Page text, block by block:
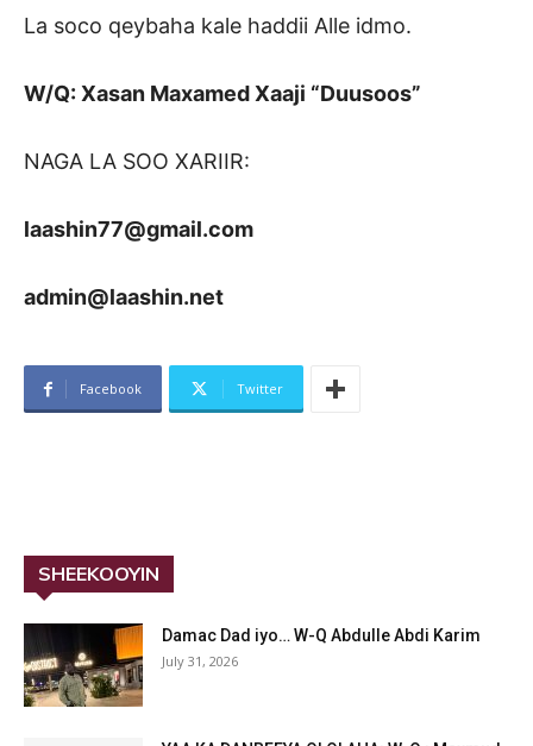
La soco qeybaha kale haddii Alle idmo.
W/Q: Xasan Maxamed Xaaji “Duusoos”
NAGA LA SOO XARIIR:
laashin77@gmail.com
admin@laashin.net
Facebook Twitter
SHEEKOOYIN
Damac Dad iyo… W-Q Abdulle Abdi Karim
July 31, 2026